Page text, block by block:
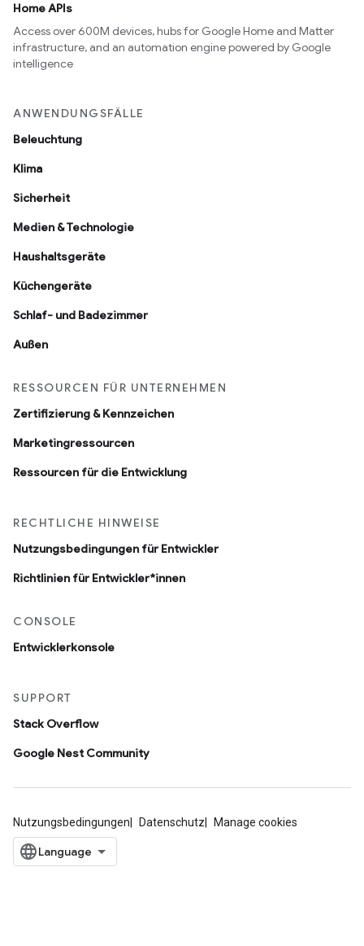
Home APIs
Access over 600M devices, hubs for Google Home and Matter
infrastructure, and an automation engine powered by Google
intelligence
ANWENDUNGSFÄLLE
Beleuchtung
Klima
Sicherheit
Medien & Technologie
Haushaltsgeräte
Küchengeräte
Schlaf- und Badezimmer
Außen
RESSOURCEN FÜR UNTERNEHMEN
Zertifizierung & Kennzeichen
Marketingressourcen
Ressourcen für die Entwicklung
RECHTLICHE HINWEISE
Nutzungsbedingungen für Entwickler
Richtlinien für Entwickler*innen
CONSOLE
Entwicklerkonsole
SUPPORT
Stack Overflow
Google Nest Community
Nutzungsbedingungen Datenschutz Manage cookies